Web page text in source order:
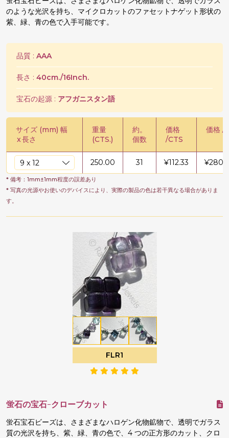
のような光沢を持ち、マイクロカットのファセットナゲット形状の
紫、緑、青の色で入手可能です。
品質 : AAA
長さ : 40cm./16Inch.
宝石の起源 : アフガニスタン語
サイズ (mm) 幅
x長さ
重量
(CTS.)
約。
個数
価格
/CTS
価格 /
250.00 31 ¥112.33 ¥
* 備考：1mm±1mm程度の誤差あり
* 写真の光源やお使いのデバイスにより、実際の製品の色は若干異なる場合がありま
す。
FLR1
蛍石の宝石-クローブカット
蛍石宝石ビーズは、さまざまなハロゲン化物鉱物で、透明でガラス
質の光沢を持ち、紫、緑、青の色で、4 つの正方形のカット、クロ